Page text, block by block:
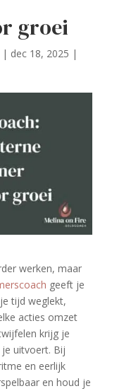
groei
| dec 18, 2025 |
werken, maar
geeft je
tijd weglekt,
acties omzet
krijg je
uitvoert. Bij
en eerlijk
en houd je